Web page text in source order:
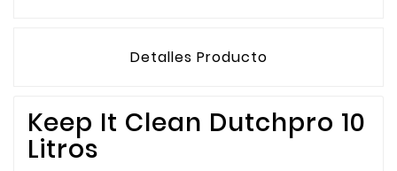
Detalles Producto
Keep It Clean Dutchpro 10
Litros